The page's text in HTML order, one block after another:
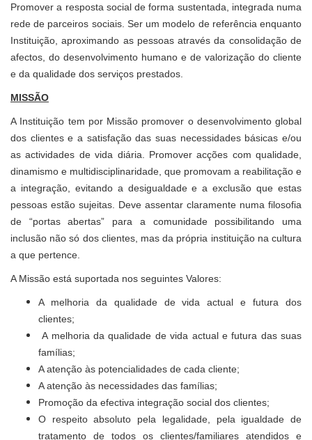
Promover a resposta social de forma sustentada, integrada numa
rede de parceiros sociais. Ser um modelo de referência enquanto
Instituição, aproximando as pessoas através da consolidação de
afectos, do desenvolvimento humano e de valorização do cliente
e da qualidade dos serviços prestados.
MISSÃO
A Instituição tem por Missão promover o desenvolvimento global
dos clientes e a satisfação das suas necessidades básicas e/ou
as actividades de vida diária. Promover acções com qualidade,
dinamismo e multidisciplinaridade, que promovam a reabilitação e
a integração, evitando a desigualdade e a exclusão que estas
pessoas estão sujeitas. Deve assentar claramente numa filosofia
de “portas abertas” para a comunidade possibilitando uma
inclusão não só dos clientes, mas da própria instituição na cultura
a que pertence.
A Missão está suportada nos seguintes Valores:
A melhoria da qualidade de vida actual e futura dos
clientes;
A melhoria da qualidade de vida actual e futura das suas
famílias;
A atenção às potencialidades de cada cliente;
A atenção às necessidades das famílias;
Promoção da efectiva integração social dos clientes;
O respeito absoluto pela legalidade, pela igualdade de
tratamento de todos os clientes/familiares atendidos e